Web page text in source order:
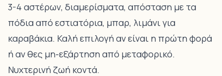
3-4 αστέρων, διαμερίσματα, απόσταση με τα
πόδια από εστιατόρια, μπαρ, λιμάνι για
καραβάκια. Καλή επιλογή αν είναι η πρώτη φορά
ή αν θες μη-εξάρτηση από μεταφορικό.
Νυχτερινή ζωή κοντά.